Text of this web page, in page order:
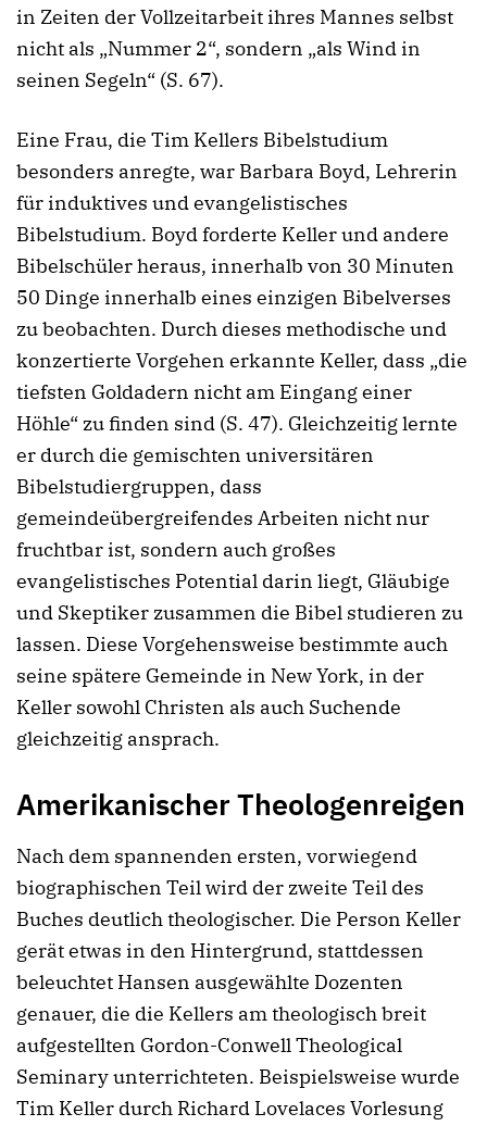
in Zeiten der Vollzeitarbeit ihres Mannes selbst
nicht als „Nummer 2“, sondern „als Wind in
seinen Segeln“ (S. 67).
Eine Frau, die Tim Kellers Bibelstudium
besonders anregte, war Barbara Boyd, Lehrerin
für induktives und evangelistisches
Bibelstudium. Boyd forderte Keller und andere
Bibelschüler heraus, innerhalb von 30 Minuten
50 Dinge innerhalb eines einzigen Bibelverses
zu beobachten. Durch dieses methodische und
konzertierte Vorgehen erkannte Keller, dass „die
tiefsten Goldadern nicht am Eingang einer
Höhle“ zu finden sind (S. 47). Gleichzeitig lernte
er durch die gemischten universitären
Bibelstudiergruppen, dass
gemeindeübergreifendes Arbeiten nicht nur
fruchtbar ist, sondern auch großes
evangelistisches Potential darin liegt, Gläubige
und Skeptiker zusammen die Bibel studieren zu
lassen. Diese Vorgehensweise bestimmte auch
seine spätere Gemeinde in New York, in der
Keller sowohl Christen als auch Suchende
gleichzeitig ansprach.
Amerikanischer Theologenreigen
Nach dem spannenden ersten, vorwiegend
biographischen Teil wird der zweite Teil des
Buches deutlich theologischer. Die Person Keller
gerät etwas in den Hintergrund, stattdessen
beleuchtet Hansen ausgewählte Dozenten
genauer, die die Kellers am theologisch breit
aufgestellten Gordon-Conwell Theological
Seminary unterrichteten. Beispielsweise wurde
Tim Keller durch Richard Lovelaces Vorlesung